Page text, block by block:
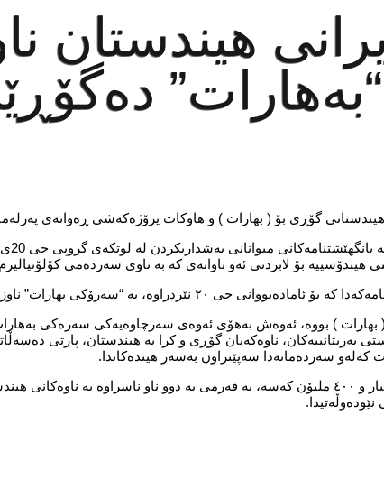
هیندستان
گۆڕی بۆ ( بهارات ) و هاوکات پرۆژەکەشی ڕەوانەی
(
هیندۆسییە بۆ لابردنی ئەو ناوانەی کە بە ناوی سەردەمی
“سەرۆکی بهارات” ناوزەد کراوە نەک “سەرۆکی هیندستان”.
بهارات ) بووە، ئەوەش بەهۆی ئەوەی سەرچاوەیەکی سەرەکی
بەریتانییەکان، ناوەکەیان گۆڕی و کرا بە هیندستان، پارتی
کەلەو سەردەمانەدا سەپێنراون بەسەر هیندەکاندا.
ئەو وڵاتە کە ژمارەی دانیشتووانی زیاتر لە یەک ملیار و ٤٠٠ ملیۆن کەسە، بە فەرمی بە دوو